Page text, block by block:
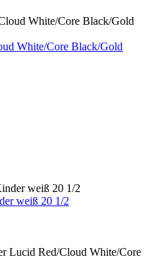
White/Core Black/Gold
weiß 20 1/2